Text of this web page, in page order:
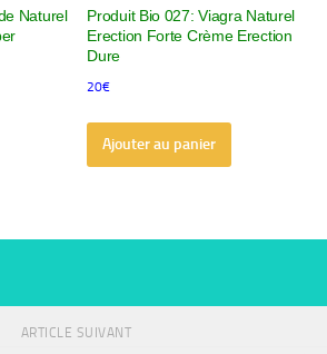
Naturel
Produit Bio 027: Viagra Naturel
Erection Forte Crème Erection
Dure
20€
Ajouter au panier
ARTICLE SUIVANT